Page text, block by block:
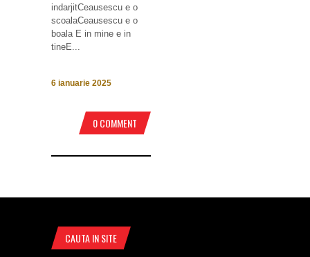
indarjitCeausescu e o
scoalaCeausescu e o
boala E in mine e in
tineE...
6 ianuarie 2025
0 COMMENT
CAUTA IN SITE